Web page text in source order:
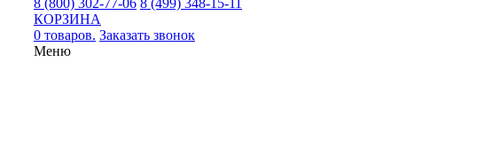
8 (800) 302-77-06 8 (499) 348-15-11
КОРЗИНА
0 товаров. Заказать звонок
Меню